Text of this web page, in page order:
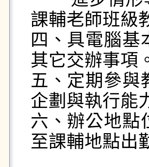
課輔老師班級
四、具電腦
其它交辦事項
五、定期參與
企劃與執行能
六、辦公地點
至課輔地點出